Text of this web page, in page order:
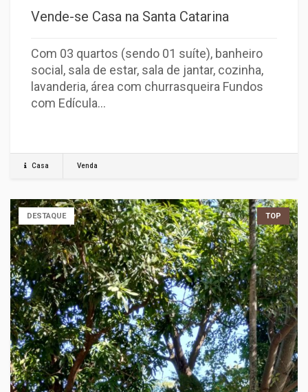
Vende-se Casa na Santa Catarina
Com 03 quartos (sendo 01 suíte), banheiro
social, sala de estar, sala de jantar, cozinha,
lavanderia, área com churrasqueira Fundos
com Edícula…
Casa Venda
DESTAQUE TOP